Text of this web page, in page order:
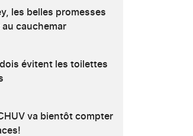
les belles promesses
cauchemar
évitent les toilettes
va bientôt compter